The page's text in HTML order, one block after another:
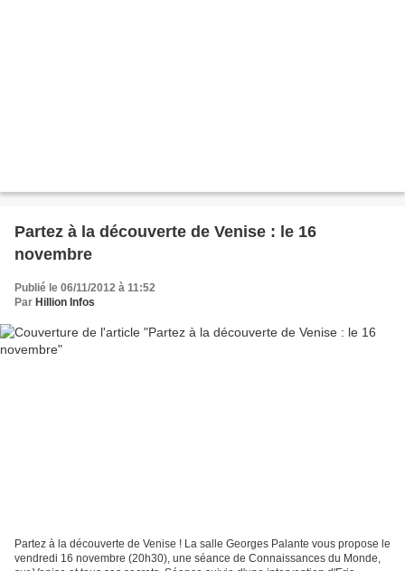
Partez à la découverte de Venise : le 16
novembre
Publié le 06/11/2012 à 11:52
Par Hillion Infos
Partez à la découverte de Venise ! La salle Georges Palante vous propose le
vendredi 16 novembre (20h30), une séance de Connaissances du Monde,